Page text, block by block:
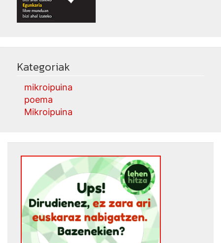
Kategoriak
mikroipuina
poema
Mikroipuina